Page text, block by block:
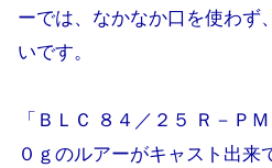
ーでは、なかなか口を使わず
いです。
「ＢＬＣ ８４／２５ Ｒ－
０ｇのルアーがキャスト出来